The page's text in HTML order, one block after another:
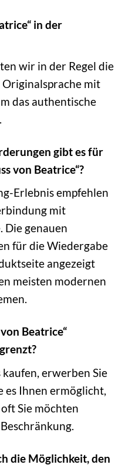
in der
wir in der Regel die
mit
das authentische
gibt es für
von Beatrice“?
Erlebnis empfehlen
mit
Die genauen
für die Wiedergabe
angezeigt
meisten modernen
Beatrice“
erwerben Sie
es Ihnen ermöglicht,
oft Sie möchten
die Möglichkeit, den